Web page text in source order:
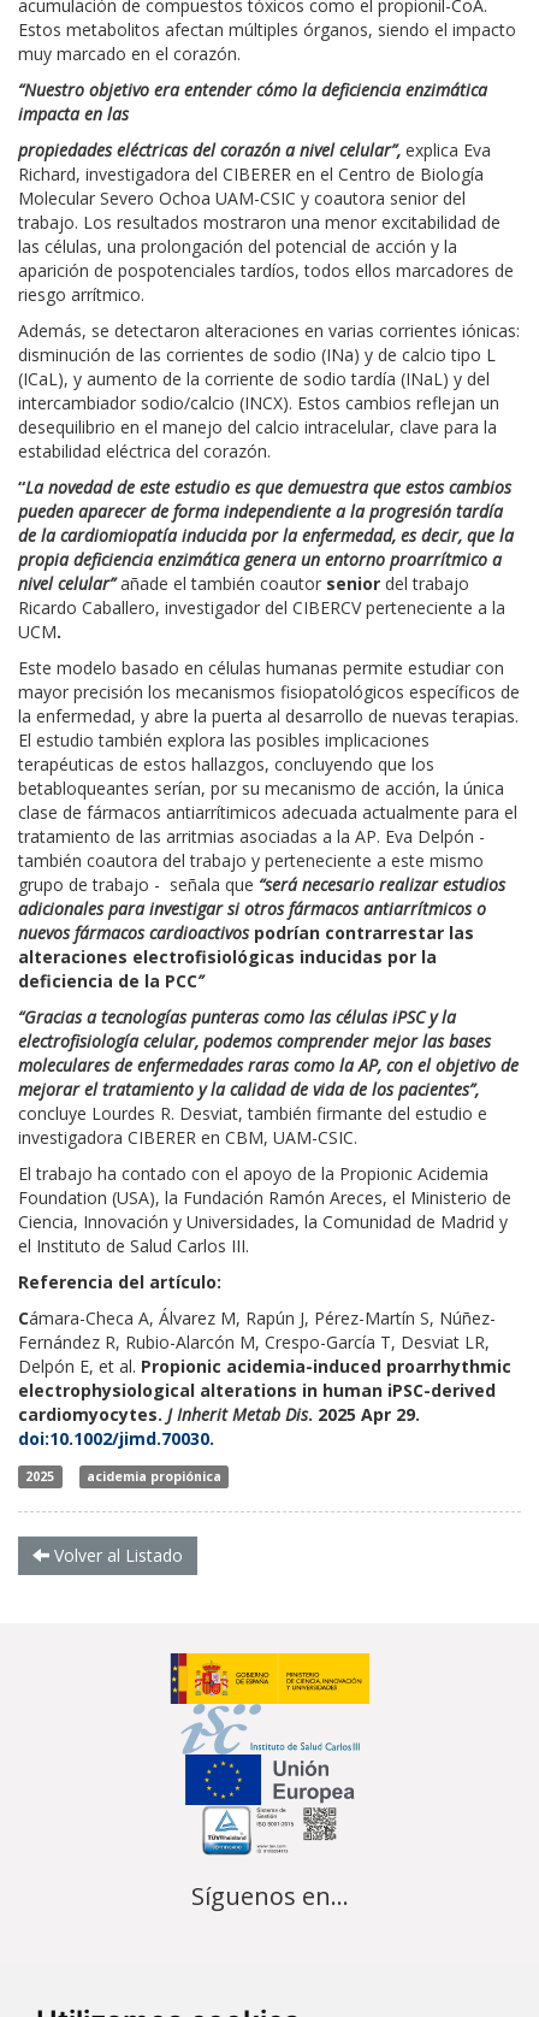
acumulación de compuestos tóxicos como el propionil-CoA.
Estos metabolitos afectan múltiples órganos, siendo el impacto
muy marcado en el corazón.
“Nuestro objetivo era entender cómo la deficiencia enzimática
impacta en las
propiedades eléctricas del corazón a nivel celular”, explica Eva
Richard, investigadora del CIBERER en el Centro de Biología
Molecular Severo Ochoa UAM-CSIC y coautora senior del
trabajo. Los resultados mostraron una menor excitabilidad de
las células, una prolongación del potencial de acción y la
aparición de pospotenciales tardíos, todos ellos marcadores de
riesgo arrítmico.
Además, se detectaron alteraciones en varias corrientes iónicas:
disminución de las corrientes de sodio (INa) y de calcio tipo L
(ICaL), y aumento de la corriente de sodio tardía (INaL) y del
intercambiador sodio/calcio (INCX). Estos cambios reflejan un
desequilibrio en el manejo del calcio intracelular, clave para la
estabilidad eléctrica del corazón.
“La novedad de este estudio es que demuestra que estos cambios
pueden aparecer de forma independiente a la progresión tardía
de la cardiomiopatía inducida por la enfermedad, es decir, que la
propia deficiencia enzimática genera un entorno proarrítmico a
nivel celular”añade el también coautor senior del trabajo
Ricardo Caballero, investigador del CIBERCV perteneciente a la
UCM.
Este modelo basado en células humanas permite estudiar con
mayor precisión los mecanismos fisiopatológicos específicos de
la enfermedad, y abre la puerta al desarrollo de nuevas terapias.
El estudio también explora las posibles implicaciones
terapéuticas de estos hallazgos, concluyendo que los
betabloqueantes serían, por su mecanismo de acción, la única
clase de fármacos antiarrítimicos adecuada actualmente para el
tratamiento de las arritmias asociadas a la AP. Eva Delpón -
también coautora del trabajo y perteneciente a este mismo
grupo de trabajo - señala que “será necesario realizar estudios
adicionales para investigar si otros fármacos antiarrítmicos o
nuevos fármacos cardioactivos podrían contrarrestar las
alteraciones electrofisiológicas inducidas por la
deficiencia de la PCC”
“Gracias a tecnologías punteras como las células iPSC y la
electrofisiología celular, podemos comprender mejor las bases
moleculares de enfermedades raras como la AP, con el objetivo de
mejorar el tratamiento y la calidad de vida de los pacientes”,
concluye Lourdes R. Desviat, también firmante del estudio e
investigadora CIBERER en CBM, UAM-CSIC.
El trabajo ha contado con el apoyo de la Propionic Acidemia
Foundation (USA), la Fundación Ramón Areces, el Ministerio de
Ciencia, Innovación y Universidades, la Comunidad de Madrid y
el Instituto de Salud Carlos III.
Referencia del artículo:
Cámara-Checa A, Álvarez M, Rapún J, Pérez-Martín S, Núñez-
Fernández R, Rubio-Alarcón M, Crespo-García T, Desviat LR,
Delpón E, et al. Propionic acidemia-induced proarrhythmic
electrophysiological alterations in human iPSC-derived
cardiomyocytes. J Inherit Metab Dis. 2025 Apr 29.
doi:10.1002/jimd.70030.
2025 acidemia propiónica
Volver al Listado
Síguenos en...